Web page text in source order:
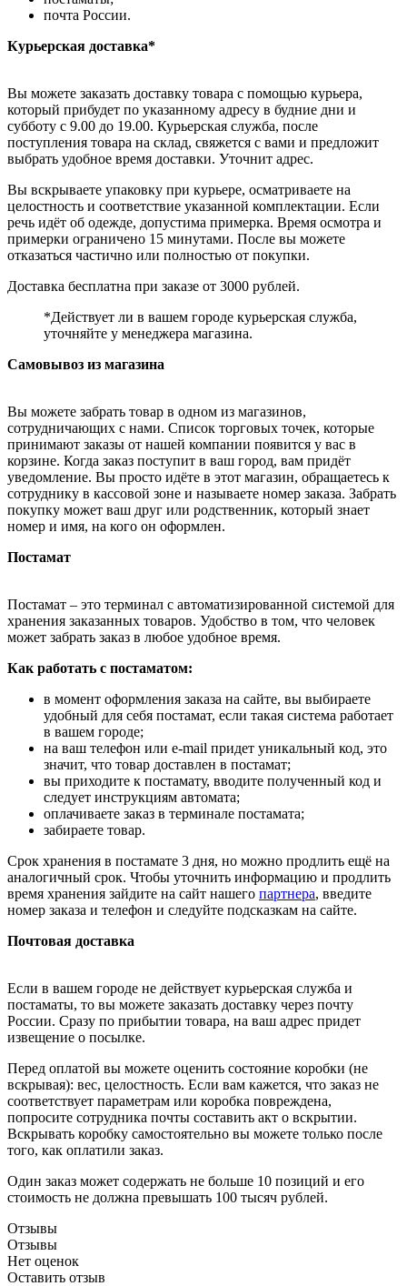
почта России.
Курьерская доставка*
Вы можете заказать доставку товара с помощью курьера,
который прибудет по указанному адресу в будние дни и
субботу с 9.00 до 19.00. Курьерская служба, после
поступления товара на склад, свяжется с вами и предложит
выбрать удобное время доставки. Уточнит адрес.
Вы вскрываете упаковку при курьере, осматриваете на
целостность и соответствие указанной комплектации. Если
речь идёт об одежде, допустима примерка. Время осмотра и
примерки ограничено 15 минутами. После вы можете
отказаться частично или полностью от покупки.
Доставка бесплатна при заказе от 3000 рублей.
*Действует ли в вашем городе курьерская служба,
уточняйте у менеджера магазина.
Самовывоз из магазина
Вы можете забрать товар в одном из магазинов,
сотрудничающих с нами. Список торговых точек, которые
принимают заказы от нашей компании появится у вас в
корзине. Когда заказ поступит в ваш город, вам придёт
уведомление. Вы просто идёте в этот магазин, обращаетесь к
сотруднику в кассовой зоне и называете номер заказа. Забрать
покупку может ваш друг или родственник, который знает
номер и имя, на кого он оформлен.
Постамат
Постамат – это терминал с автоматизированной системой для
хранения заказанных товаров. Удобство в том, что человек
может забрать заказ в любое удобное время.
Как работать с постаматом:
в момент оформления заказа на сайте, вы выбираете
удобный для себя постамат, если такая система работает
в вашем городе;
на ваш телефон или e-mail придет уникальный код, это
значит, что товар доставлен в постамат;
вы приходите к постамату, вводите полученный код и
следует инструкциям автомата;
оплачиваете заказ в терминале постамата;
забираете товар.
Срок хранения в постамате 3 дня, но можно продлить ещё на
аналогичный срок. Чтобы уточнить информацию и продлить
время хранения зайдите на сайт нашего партнера, введите
номер заказа и телефон и следуйте подсказкам на сайте.
Почтовая доставка
Если в вашем городе не действует курьерская служба и
постаматы, то вы можете заказать доставку через почту
России. Сразу по прибытии товара, на ваш адрес придет
извещение о посылке.
Перед оплатой вы можете оценить состояние коробки (не
вскрывая): вес, целостность. Если вам кажется, что заказ не
соответствует параметрам или коробка повреждена,
попросите сотрудника почты составить акт о вскрытии.
Вскрывать коробку самостоятельно вы можете только после
того, как оплатили заказ.
Один заказ может содержать не больше 10 позиций и его
стоимость не должна превышать 100 тысяч рублей.
Отзывы
Отзывы
Нет оценок
Оставить отзыв